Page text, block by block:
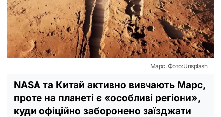
Марс. Фото: Unsplash
NASA та Китай активно вивчають Марс,
проте на планеті є «особливі регіони»,
куди офіційно заборонено заїзджати